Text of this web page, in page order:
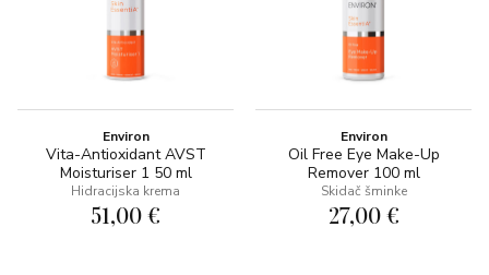
Environ
Vita-Antioxidant AVST
Moisturiser 1 50 ml
Hidracijska krema
51,00 €
Environ
Oil Free Eye Make-Up
Remover 100 ml
Skidač šminke
27,00 €